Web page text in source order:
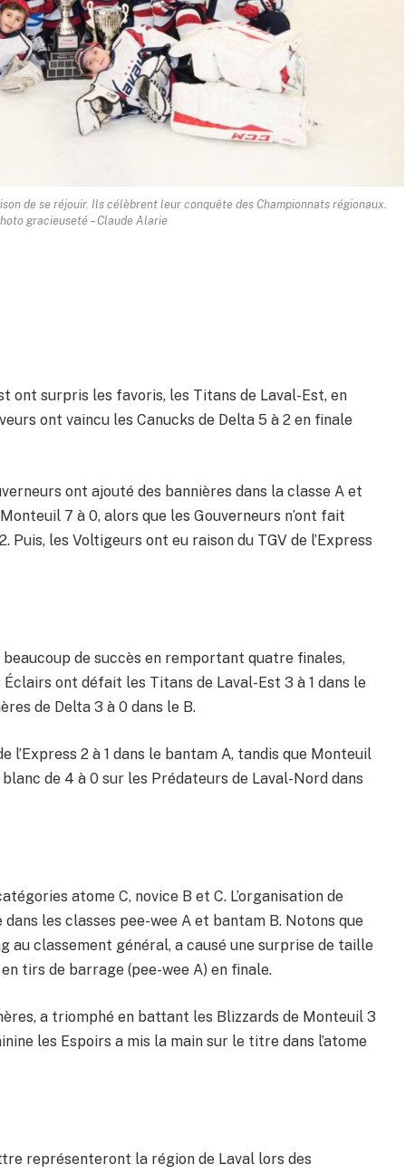
de se réjouir. Ils célèbrent leur conquête des Championnats régionaux.
gracieuseté – Claude Alarie
ont surpris les favoris, les Titans de Laval-Est, en
ont vaincu les Canucks de Delta 5 à 2 en finale
ont ajouté des bannières dans la classe A et
7 à 0, alors que les Gouverneurs n’ont fait
Puis, les Voltigeurs ont eu raison du TGV de l’Express
beaucoup de succès en remportant quatre finales,
ont défait les Titans de Laval-Est 3 à 1 dans le
de Delta 3 à 0 dans le B.
2 à 1 dans le bantam A, tandis que Monteuil
de 4 à 0 sur les Prédateurs de Laval-Nord dans
atome C, novice B et C. L’organisation de
dans les classes pee-wee A et bantam B. Notons que
au classement général, a causé une surprise de taille
tirs de barrage (pee-wee A) en finale.
a triomphé en battant les Blizzards de Monteuil 3
les Espoirs a mis la main sur le titre dans l’atome
représenteront la région de Laval lors des